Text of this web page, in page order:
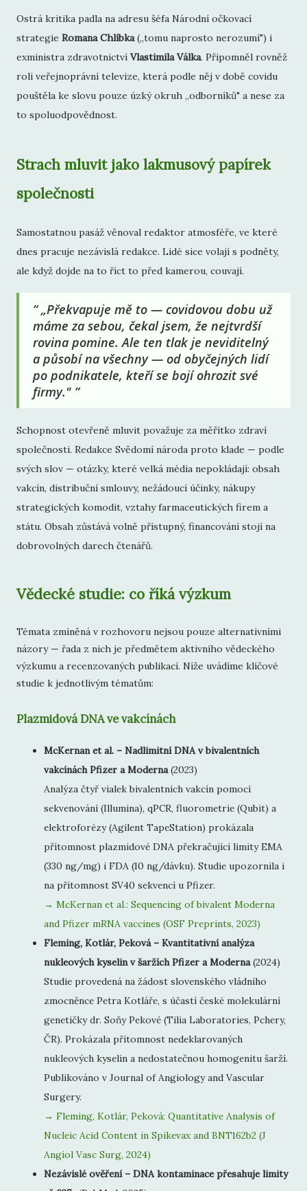
Ostrá kritika padla na adresu šéfa Národní očkovací
strategie Romana Chlíbka(„tomu naprosto nerozumí") i
exministra zdravotnictví Vlastimila Válka. Připomněl rovněž
roli veřejnoprávní televize, která podle něj v době covidu
pouštěla ke slovu pouze úzký okruh „odborníků" a nese za
to spoluodpovědnost.
Strach mluvit jako lakmusový papírek
společnosti
Samostatnou pasáž věnoval redaktor atmosféře, ve které
dnes pracuje nezávislá redakce. Lidé sice volají s podněty,
ale když dojde na to říct to před kamerou, couvají.
„Překvapuje mě to — covidovou dobu už
máme za sebou, čekal jsem, že nejtvrdší
rovina pomine. Ale ten tlak je neviditelný
a působí na všechny — od obyčejných lidí
po podnikatele, kteří se bojí ohrozit své
firmy."
Schopnost otevřeně mluvit považuje za měřítko zdraví
společnosti. Redakce Svědomí národa proto klade — podle
svých slov — otázky, které velká média nepokládají: obsah
vakcín, distribuční smlouvy, nežádoucí účinky, nákupy
strategických komodit, vztahy farmaceutických firem a
státu. Obsah zůstává volně přístupný, financování stojí na
dobrovolných darech čtenářů.
Vědecké studie: co říká výzkum
Témata zmíněná v rozhovoru nejsou pouze alternativními
názory — řada z nich je předmětem aktivního vědeckého
výzkumu a recenzovaných publikací. Níže uvádíme klíčové
studie k jednotlivým tématům:
Plazmidová DNA ve vakcínách
McKernan et al. – Nadlimitní DNA v bivalentních
vakcínách Pfizer a Moderna(2023)
Analýza čtyř vialek bivalentních vakcín pomocí
sekvenování (Illumina), qPCR, fluorometrie (Qubit) a
elektroforézy (Agilent TapeStation) prokázala
přítomnost plazmidové DNA překračující limity EMA
(330 ng/mg) i FDA (10 ng/dávku). Studie upozornila i
na přítomnost SV40 sekvencí u Pfizer.
→ McKernan et al.: Sequencing of bivalent Moderna
and Pfizer mRNA vaccines (OSF Preprints, 2023)
Fleming, Kotlár, Peková – Kvantitativní analýza
nukleových kyselin v šaržích Pfizer a Moderna(2024)
Studie provedená na žádost slovenského vládního
zmocněnce Petra Kotláře, s účastí české molekulární
genetičky dr. Soňy Pekové (Tilia Laboratories, Pchery,
ČR). Prokázala přítomnost nedeklarovaných
nukleových kyselin a nedostatečnou homogenitu šarží.
Publikováno v Journal of Angiology and Vascular
Surgery.
→ Fleming, Kotlár, Peková: Quantitative Analysis of
Nucleic Acid Content in Spikevax and BNT162b2 (J
Angiol Vasc Surg, 2024)
Nezávislé ověření – DNA kontaminace přesahuje limity